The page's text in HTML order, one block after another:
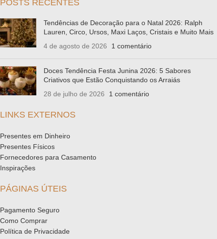
POSTS RECENTES
Tendências de Decoração para o Natal 2026: Ralph
Lauren, Circo, Ursos, Maxi Laços, Cristais e Muito Mais
4 de agosto de 2026
1 comentário
Doces Tendência Festa Junina 2026: 5 Sabores
Criativos que Estão Conquistando os Arraiás
28 de julho de 2026
1 comentário
LINKS EXTERNOS
Presentes em Dinheiro
Presentes Físicos
Fornecedores para Casamento
Inspirações
PÁGINAS ÚTEIS
Pagamento Seguro
Como Comprar
Política de Privacidade